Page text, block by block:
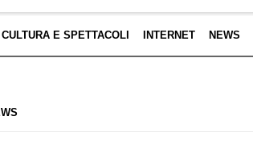
CULTURA E SPETTACOLI INTERNET NEWS